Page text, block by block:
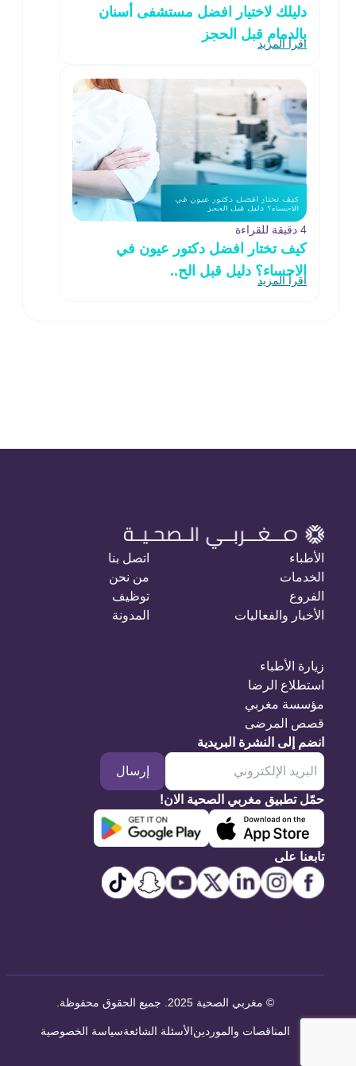
دليلك لاختيار افضل مستشفى أسنان
بالدمام قبل الحجز
اقرأ المزيد
4 دقيقة للقراءة
كيف تختار افضل دكتور عيون في
الاحساء؟ دليل قبل الح..
اقرأ المزيد
الأطباء
الخدمات
الفروع
الأخبار والفعاليات
اتصل بنا
من نحن
توظيف
المدونة
زيارة الأطباء
استطلاع الرضا
مؤسسة مغربي
قصص المرضى
انضم إلى النشرة البريدية
إرسال
حمّل تطبيق مغربي الصحية الان!
تابعنا على
© مغربي الصحية 2025. جميع الحقوق محفوظة
المناقصات والموردينالأسئلة الشائعةسياسة الخصوصية